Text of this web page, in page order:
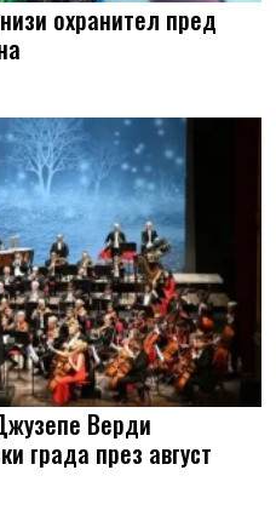
охранител пред
Верди
града през август